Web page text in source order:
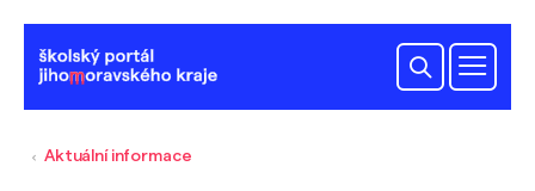
Aktuální informace